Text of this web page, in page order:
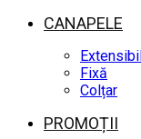
CANAPELE
Fixă
Colțar
PROMOȚII